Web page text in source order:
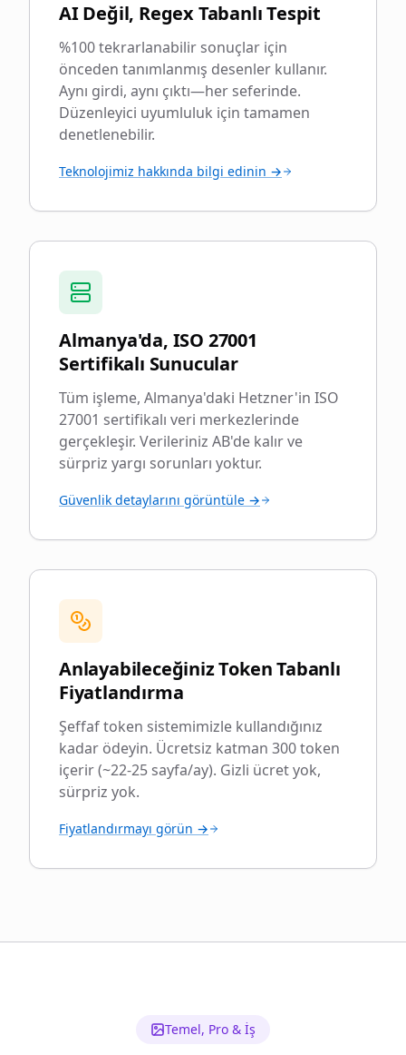
AI Değil, Regex Tabanlı Tespit
%100 tekrarlanabilir sonuçlar için
önceden tanımlanmış desenler kullanır.
Aynı girdi, aynı çıktı—her seferinde.
Düzenleyici uyumluluk için tamamen
denetlenebilir.
Teknolojimiz hakkında bilgi edinin →
Almanya'da, ISO 27001
Sertifikalı Sunucular
Tüm işleme, Almanya'daki Hetzner'in ISO
27001 sertifikalı veri merkezlerinde
gerçekleşir. Verileriniz AB'de kalır ve
sürpriz yargı sorunları yoktur.
Güvenlik detaylarını görüntüle →
Anlayabileceğiniz Token Tabanlı
Fiyatlandırma
Şeffaf token sistemimizle kullandığınız
kadar ödeyin. Ücretsiz katman 300 token
içerir (~22-25 sayfa/ay). Gizli ücret yok,
sürpriz yok.
Fiyatlandırmayı görün →
Temel, Pro & İş